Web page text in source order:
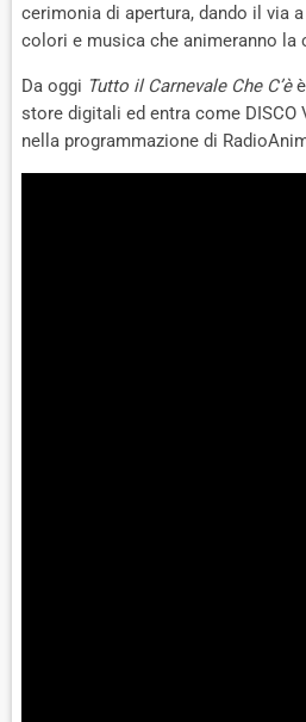
cerimonia di apertura, dando il via
colori e musica che animeranno la
Da oggi Tutto il Carnevale Che C’è
store digitali ed entra come DISCO
nella programmazione di